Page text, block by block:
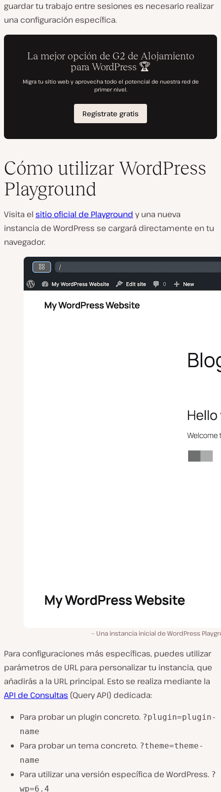
guardar tu trabajo entre sesiones es necesario realizar
una configuración específica.
Cómo utilizar WordPress
Playground
Visita el sitio oficial de Playground y una nueva
instancia de WordPress se cargará directamente en tu
navegador.
Una instancia inicial de WordPress
Para configuraciones más específicas, puedes utilizar
parámetros de URL para personalizar tu instancia, que
añadirás a la URL principal. Esto se realiza mediante la
API de Consultas (Query API) dedicada:
Para probar un plugin concreto. ?plugin=plugin-
name
Para probar un tema concreto. ?theme=theme-
name
Para utilizar una versión específica de WordPress. ?
wp=6.4